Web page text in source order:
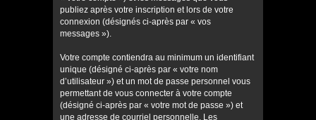
publiez après votre inscription et lors de votre
connexion (désignés ci-après par « vos
messages »).
Votre compte contiendra au minimum un identifiant
unique (désigné ci-après par « votre nom
d’utilisateur ») et un mot de passe personnel vous
permettant de vous connecter à votre compte
(désigné ci-après par « votre mot de passe ») et
une adresse de courriel personnelle. Les